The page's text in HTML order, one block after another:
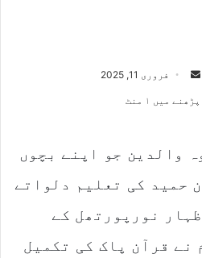
e
i
فروری 11, 2025
پڑھنے میں ۱ منٹ
والدین جو اپنے بچوں
حمید کی تعلیم دلواتے
نورپورتھل کے
نے قرآن پاک کی تکمیل